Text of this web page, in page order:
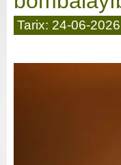
Tarix: 24-06-